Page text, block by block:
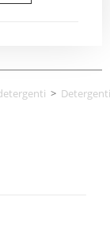
> Detergenti